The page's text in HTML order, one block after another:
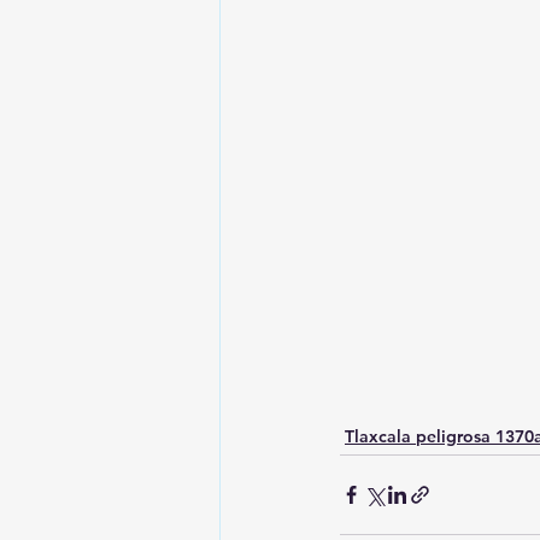
Tlaxcala peligrosa